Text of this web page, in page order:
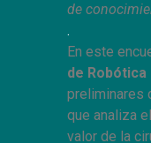
de
.
En este
de Robótica
preliminares
que analiza
valor de la